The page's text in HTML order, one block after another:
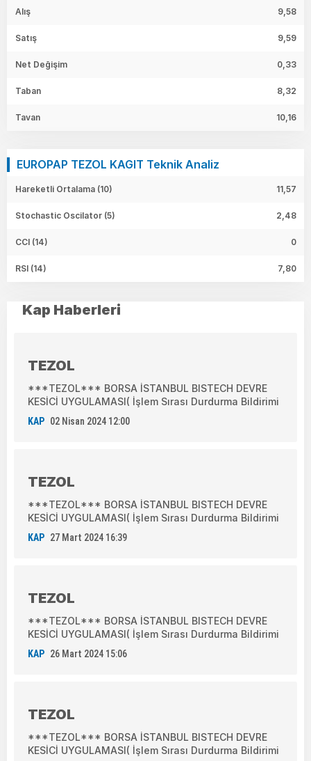
Alış 9,58
Satış 9,59
Net Değişim 0,33
Taban 8,32
Tavan 10,16
EUROPAP TEZOL KAGIT Teknik Analiz
Hareketli Ortalama (10) 11,57
Stochastic Oscilator (5) 2,48
CCI (14) 0
RSI (14) 7,80
Kap Haberleri
TEZOL
***TEZOL*** BORSA İSTANBUL BISTECH DEVRE
KESİCİ UYGULAMASI( İşlem Sırası Durdurma Bildirimi
KAP 02 Nisan 2024 12:00
TEZOL
***TEZOL*** BORSA İSTANBUL BISTECH DEVRE
KESİCİ UYGULAMASI( İşlem Sırası Durdurma Bildirimi
KAP 27 Mart 2024 16:39
TEZOL
***TEZOL*** BORSA İSTANBUL BISTECH DEVRE
KESİCİ UYGULAMASI( İşlem Sırası Durdurma Bildirimi
KAP 26 Mart 2024 15:06
TEZOL
***TEZOL*** BORSA İSTANBUL BISTECH DEVRE
KESİCİ UYGULAMASI( İşlem Sırası Durdurma Bildirimi